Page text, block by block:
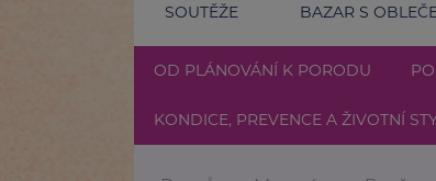
SOUTĚŽE BAZAR S
OD PLÁNOVÁNÍ K PORODU
KONDICE, PREVENCE A ŽIVOTNÍ